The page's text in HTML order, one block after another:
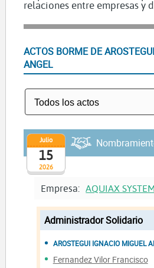
relaciones entre empresas y
ACTOS BORME DE
ANGEL
2026
Julio
15
Empresa: AQUIAX
Administrador Solidario
AROSTEGUI IGNACIO MIGUEL
Fernandez Vilor Francisco